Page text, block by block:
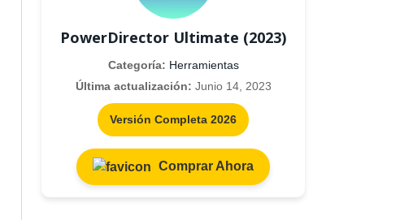
PowerDirector Ultimate (2023)
Categoría: Herramientas
Última actualización: Junio 14, 2023
Versión Completa 2026
Comprar Ahora